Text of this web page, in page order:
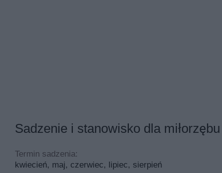
Sadzenie i stanowisko dla
Termin sadzenia:
kwiecień, maj, czerwiec, lipiec, sierpień